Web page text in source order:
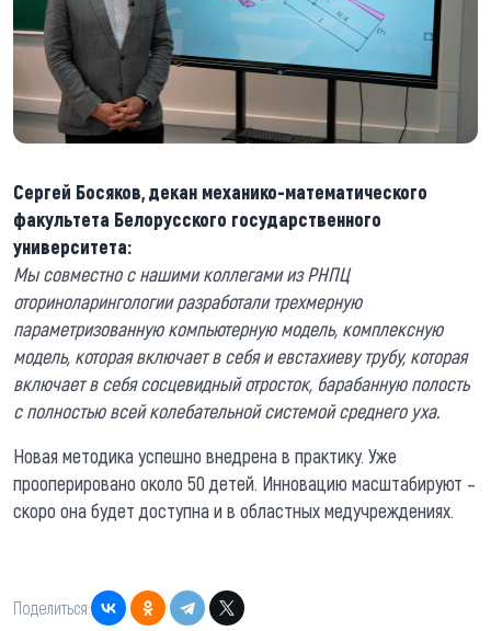
Сергей Босяков, декан механико-математического
факультета Белорусского государственного
университета:
Мы совместно с нашими коллегами из РНПЦ
оториноларингологии разработали трехмерную
параметризованную компьютерную модель, комплексную
модель, которая включает в себя и евстахиеву трубу, которая
включает в себя сосцевидный отросток, барабанную полость
с полностью всей колебательной системой среднего уха.
Новая методика успешно внедрена в практику. Уже
прооперировано около 50 детей. Инновацию масштабируют –
скоро она будет доступна и в областных медучреждениях.
Поделиться: